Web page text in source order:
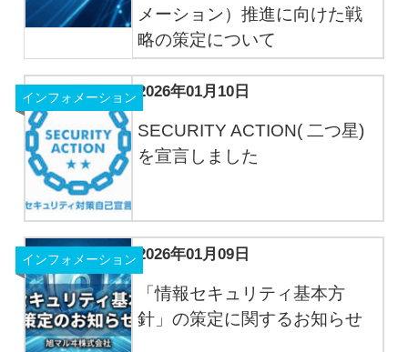
メーション）推進に向けた戦
略の策定について
2026年01月10日
SECURITY ACTION( 二つ星)
を宣言しました
インフォメーション
2026年01月09日
「情報セキュリティ基本方
針」の策定に関するお知らせ
インフォメーション